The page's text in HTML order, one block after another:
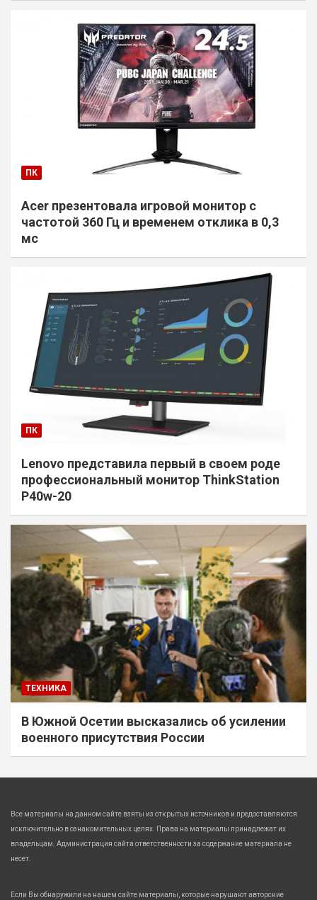
ПК
Acer презентовала игровой монитор с
частотой 360 Гц и временем отклика в 0,3
мс
ПК
Lenovo представила первый в своем роде
профессиональный монитор ThinkStation
P40w-20
ТЕХНИКА
В Южной Осетии высказались об усилении
военного присутствия России
Все материалы на данном сайте взяты из открытых источников и предоставляются
исключительно в ознакомительных целях. Права на материалы принадлежат их
владельцам. Администрация сайта ответственности за содержание материала не
несет.
Если Вы обнаружили на нашем сайте материалы, которые нарушают авторские